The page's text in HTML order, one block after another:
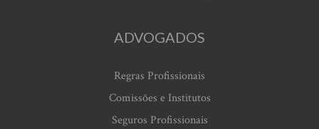
ADVOGADOS
Regras Profissionais
Comissões e Institutos
Seguros Profissionais